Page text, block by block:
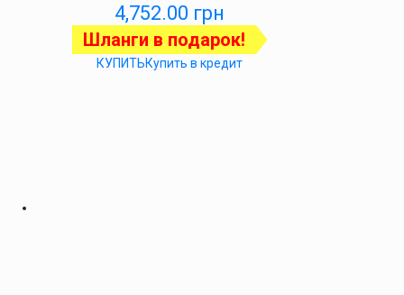
4,752.00 грн
Шланги в подарок!
КУПИТЬКупить в кредит